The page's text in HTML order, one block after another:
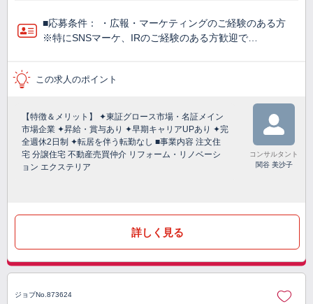
■応募条件： ・広報・マーケティングのご経験のある方
※特にSNSマーケ、IRのご経験のある方歓迎で…
この求人のポイント
【特徴＆メリット】 ✦東証グロース市場・名証メイン
市場企業 ✦昇給・賞与あり ✦早期キャリアUPあり ✦完
全週休2日制 ✦転居を伴う転勤なし ■事業内容 注文住
宅 分譲住宅 不動産売買仲介 リフォーム・リノベーシ
ョン エクステリア
コンサルタント
関谷 美沙子
詳しく見る
ジョブNo.873624